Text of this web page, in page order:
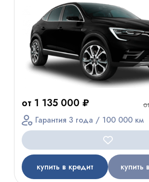
от 1 135 000 ₽
Гарантия 3 года / 100 000 км
купить в кредит купить